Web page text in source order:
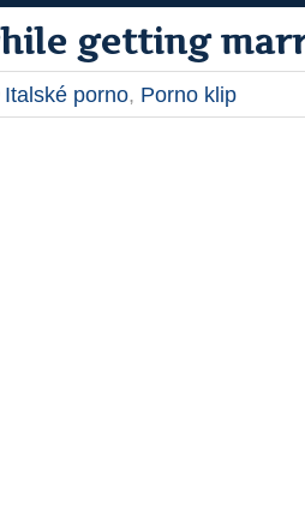
getting
Italské porno, Porno klip